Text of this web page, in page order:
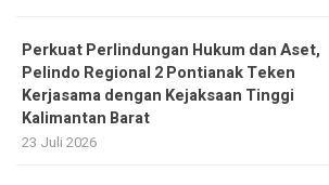
Perkuat Perlindungan Hukum dan Aset,
Pelindo Regional 2 Pontianak Teken
Kerjasama dengan Kejaksaan Tinggi
Kalimantan Barat
23 Juli 2026